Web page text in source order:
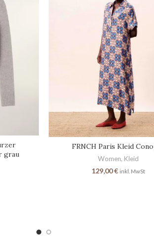
grau
FRNCH Paris Kleid
Women, Kleid
129,00€ inkl. MwSt